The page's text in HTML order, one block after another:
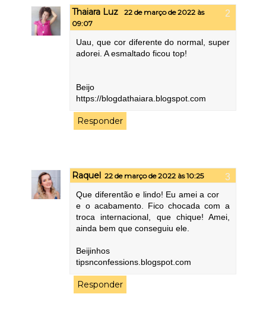
Thaiara Luz
22 de março de 2022 às
09:07
Uau, que cor diferente do normal, super
adorei. A esmaltado ficou top!
Beijo
https://blogdathaiara.blogspot.com
Responder
Raquel 22 de março de 2022 às 10:25
Que diferentão e lindo! Eu amei a cor
e o acabamento. Fico chocada com a
troca internacional, que chique! Amei,
ainda bem que conseguiu ele.
Beijinhos
tipsnconfessions.blogspot.com
Responder